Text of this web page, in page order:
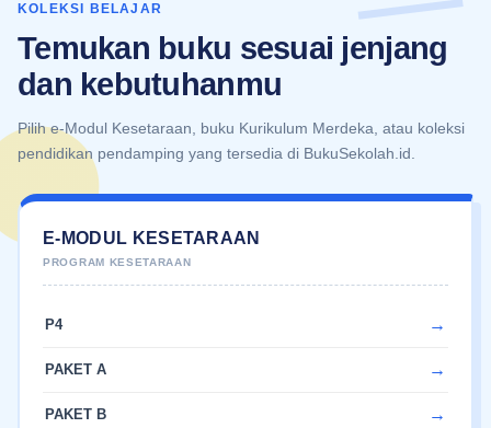
KOLEKSI BELAJAR
Temukan buku sesuai jenjang
dan kebutuhanmu
Pilih e-Modul Kesetaraan, buku Kurikulum Merdeka, atau koleksi
pendidikan pendamping yang tersedia di BukuSekolah.id.
E-MODUL KESETARAAN
P4
PAKET A
PAKET B